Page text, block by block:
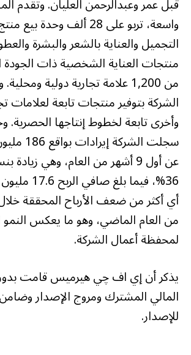
واسعة، تربو على 28 ألف
التجميل والعناية بالشعر والبشرة
منتجات العناية الشخصية ذات الجودة
من 1,200 علامة تجارية دولية
الشركة بتوفير منتجات تابعة لعلامات
سجلت
عن أول 9 أشهر من العام، وهي
36%، فيما
أي أكثر من ضعف الأرباح المحققة
من العام الماضي، وهو ما يعكس
لمحفظة أعمال الشركة.
يذكر أن إي اف چي هيرميس قامت
المالي المشترك ومروج الإصدار
للإصدار.